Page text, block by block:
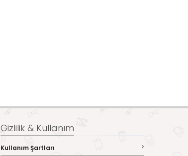
Gizlilik & Kullanım
Kullanım Şartları